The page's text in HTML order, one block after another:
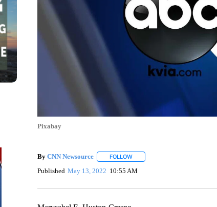
Pixabay
By CNN Newsource FOLLOWFOLLOW "" TO RECEIVE
Published May 13, 2022 10:55 AM